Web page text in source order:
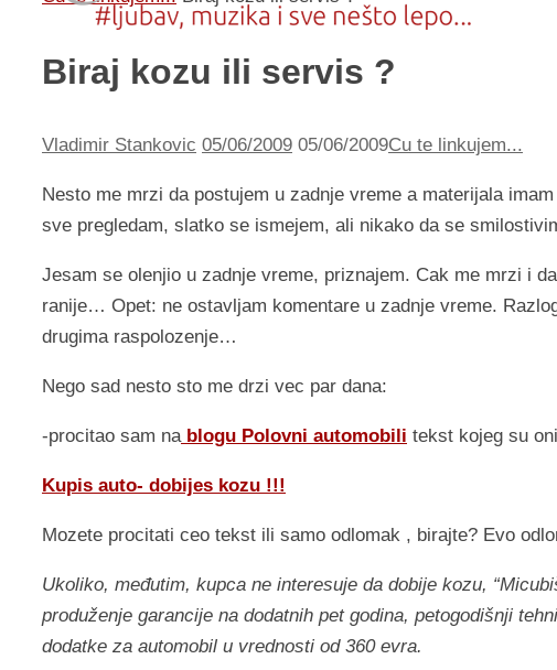
Biraj kozu ili servis ?
Vladimir Stankovic 05/06/2009 05/06/2009Cu te linkujem...
Nesto me mrzi da postujem u zadnje vreme a materijala
sve pregledam, slatko se ismejem, ali nikako da se
Jesam se olenjio u zadnje vreme, priznajem. Cak me mrzi i
ranije… Opet: ne ostavljam komentare u zadnje vreme.
drugima raspolozenje…
Nego sad nesto sto me drzi vec par dana:
-procitao sam nablogu Polovni automobili tekst kojeg su
Kupis auto- dobijes kozu !!!
Mozete procitati ceo tekst ili samo odlomak , birajte? Evo
Ukoliko, međutim, kupca ne interesuje da dobije kozu,
produženje garancije na dodatnih pet godina, petogodišnji
dodatke za automobil u vrednosti od 360 evra.